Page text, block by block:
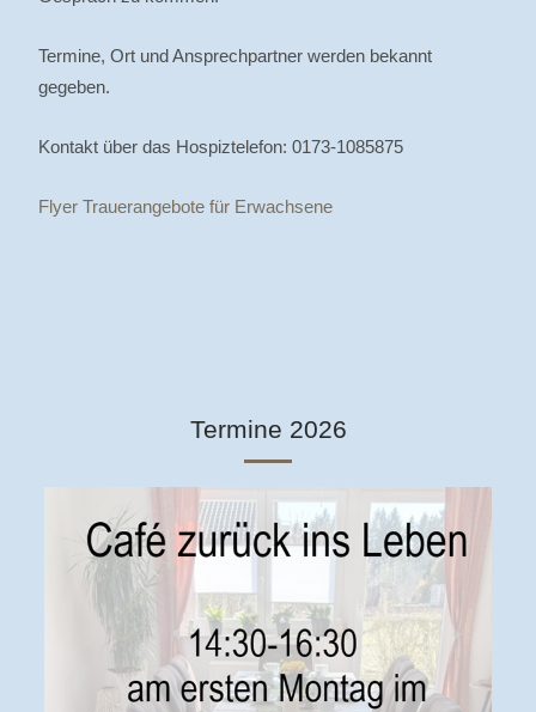
Termine, Ort und Ansprechpartner werden bekannt
gegeben.
Kontakt über das Hospiztelefon: 0173-1085875
Flyer Trauerangebote für Erwachsene
Termine 2026